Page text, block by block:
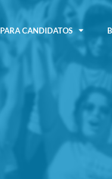
PARA CANDIDATOS